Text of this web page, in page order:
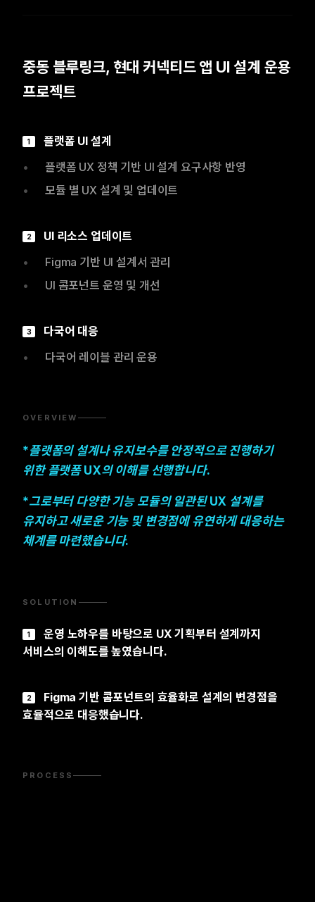
중동 블루링크, 현대 커넥티드 앱 UI 설계 운용
프로젝트
1
플랫폼 UI 설계
•
플랫폼 UX 정책 기반 UI 설계 요구사항 반영
•
모듈 별 UX 설계 및 업데이트
2
UI 리소스 업데이트
•
Figma 기반 UI 설계서 관리
•
UI 콤포넌트 운영 및 개선
3
다국어 대응
•
다국어 레이블 관리 운용
OVERVIEW
*플랫폼의 설계나 유지보수를 안정적으로 진행하기
위한 플랫폼 UX의 이해를 선행합니다.
*그로부터 다양한 기능 모듈의 일관된 UX 설계를
유지하고 새로운 기능 및 변경점에 유연하게 대응하는
체계를 마련했습니다.
SOLUTION
1
운영 노하우를 바탕으로 UX 기획부터 설계까지
서비스의 이해도를 높였습니다.
2
Figma 기반 콤포넌트의 효율화로 설계의 변경점을
효율적으로 대응했습니다.
PROCESS